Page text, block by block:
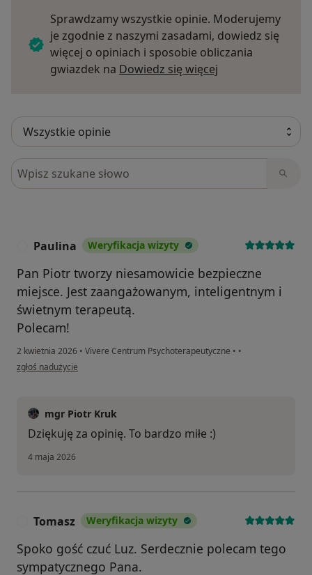
Sprawdzamy wszystkie opinie. Moderujemy
je zgodnie z naszymi zasadami, dowiedz się
więcej o opiniach i sposobie obliczania
gwiazdek na Dowiedz się więcej
Szukaj w opiniach
Paulina Weryfikacja wizyty
Pan Piotr tworzy niesamowicie bezpieczne
miejsce. Jest zaangażowanym, inteligentnym i
świetnym terapeutą.
Polecam!
2 kwietnia 2026 • Vivere Centrum Psychoterapeutyczne • •
w opinii użytkownika Paulina
zgłoś nadużycie
mgr Piotr Kruk
Dziękuję za opinię. To bardzo miłe :)
4 maja 2026
Tomasz Weryfikacja wizyty
Spoko gość czuć Luz. Serdecznie polecam tego
sympatycznego Pana.